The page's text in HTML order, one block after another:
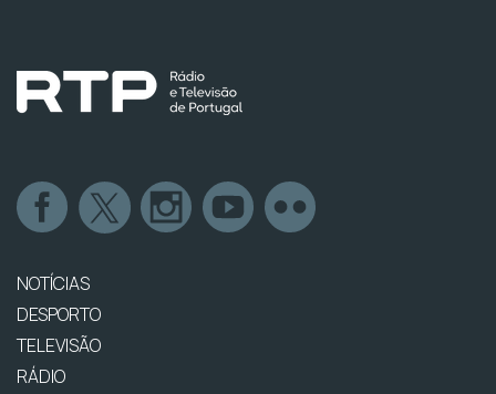
NOTÍCIAS
DESPORTO
TELEVISÃO
RÁDIO